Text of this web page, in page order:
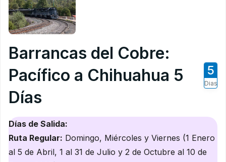
Barrancas del Cobre:
Pacífico a Chihuahua 5
Días
5
Dias
Días de Salida:
Ruta Regular: Domingo, Miércoles y Viernes (1 Enero
al 5 de Abril, 1 al 31 de Julio y 2 de Octubre al 10 de